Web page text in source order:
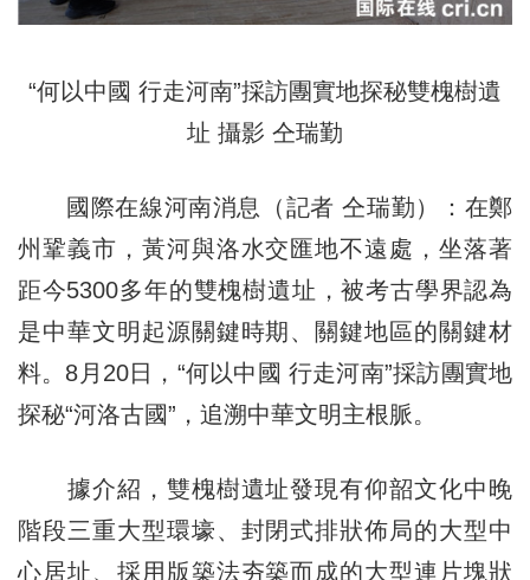
“何以中國 行走河南”採訪團實地探秘雙槐樹遺
址 攝影 仝瑞勤
國際在線河南消息（記者 仝瑞勤）：在鄭
州鞏義市，黃河與洛水交匯地不遠處，坐落著
距今5300多年的雙槐樹遺址，被考古學界認為
是中華文明起源關鍵時期、關鍵地區的關鍵材
料。8月20日，“何以中國 行走河南”採訪團實地
探秘“河洛古國”，追溯中華文明主根脈。
據介紹，雙槐樹遺址發現有仰韶文化中晚
階段三重大型環壕、封閉式排狀佈局的大型中
心居址、採用版築法夯築而成的大型連片塊狀